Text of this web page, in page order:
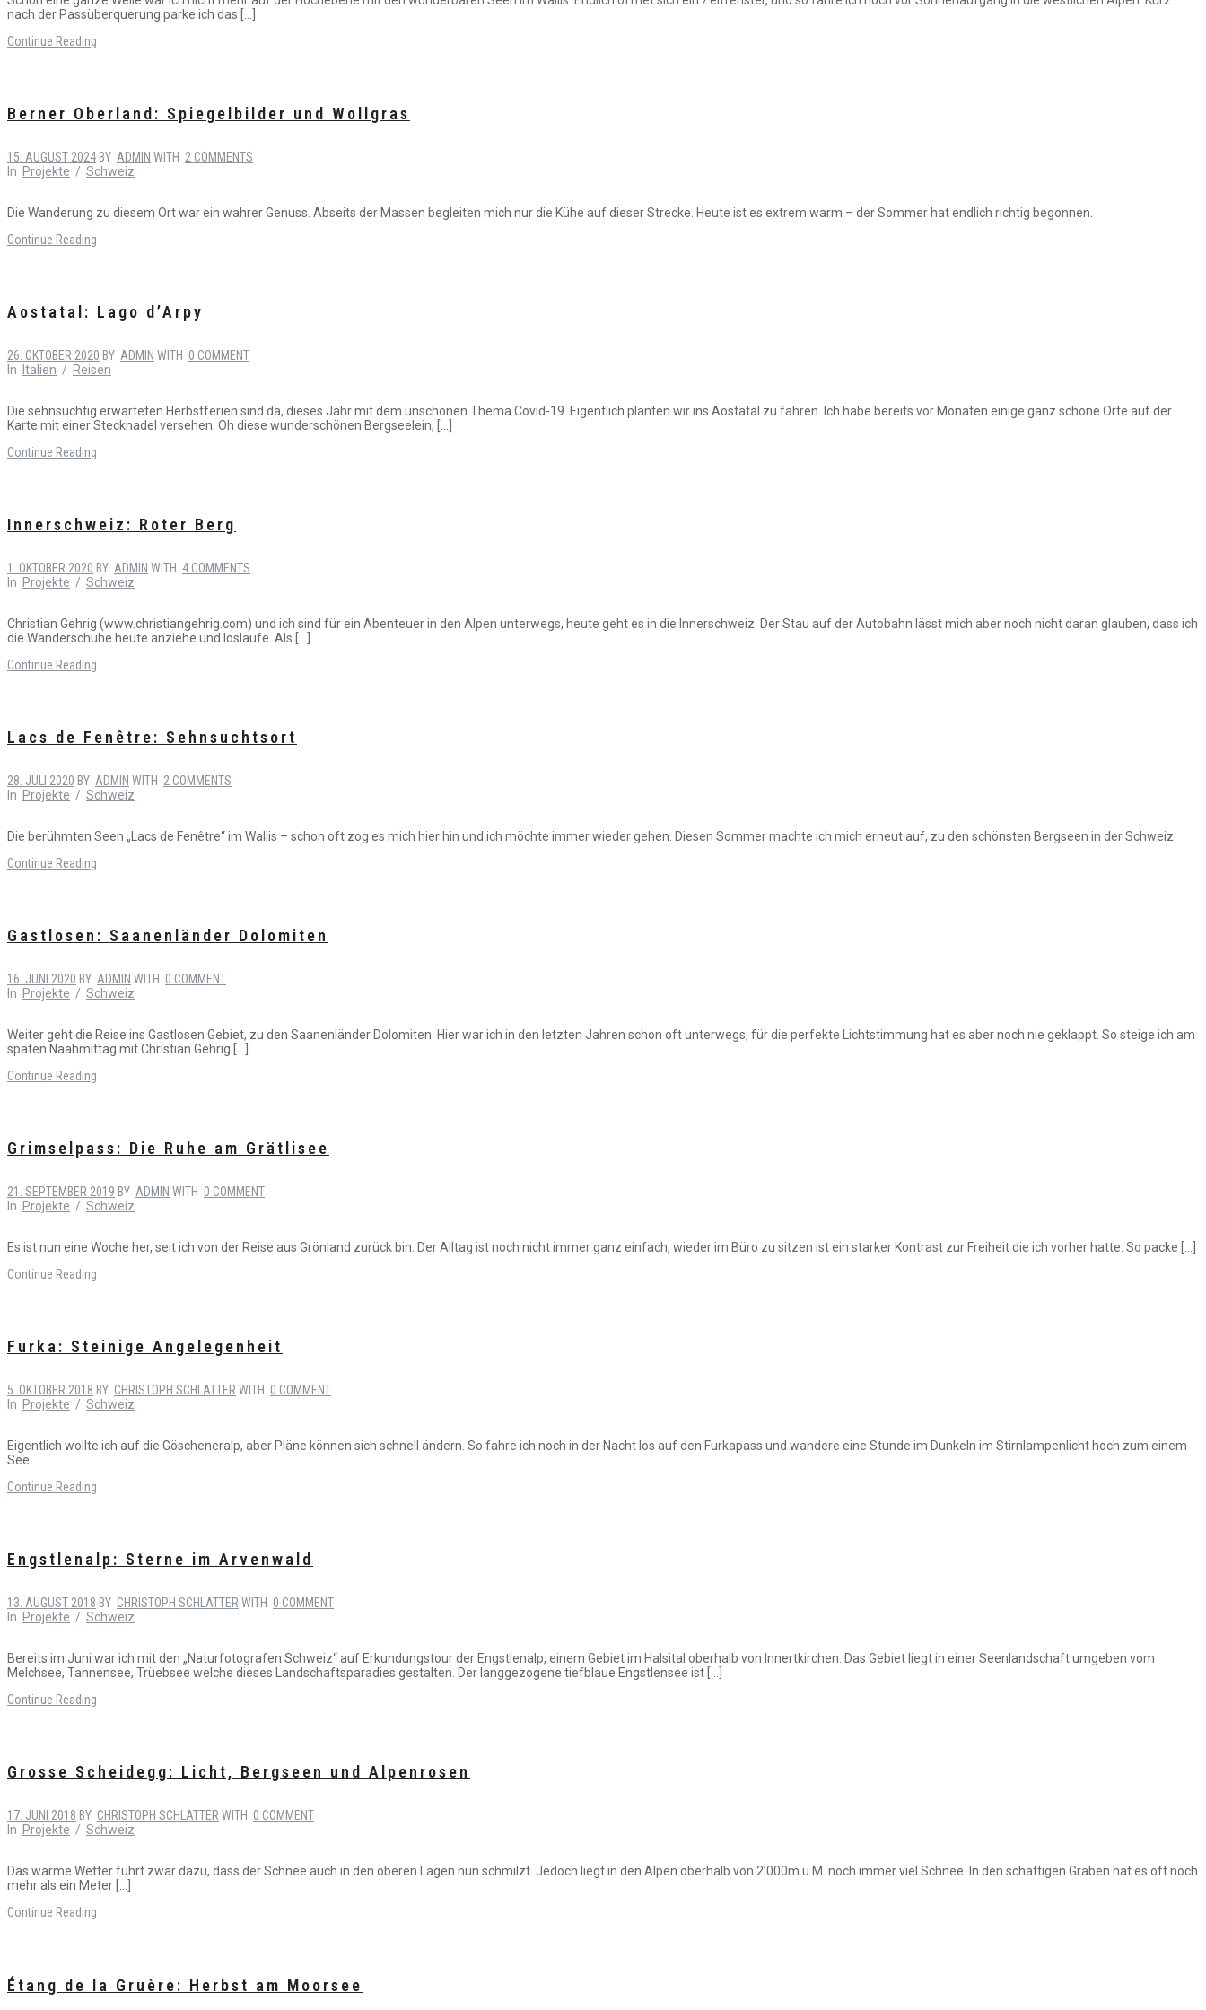
nach der Passüberquerung parke ich das […]
Continue Reading
Berner Oberland: Spiegelbilder und Wollgras
15. AUGUST 2024 BY ADMIN WITH 2 COMMENTS
In Projekte / Schweiz
Die Wanderung zu diesem Ort war ein wahrer Genuss. Abseits der Massen begleiten mich nur die Kühe auf dieser Strecke. Heute ist es extrem warm – der Sommer hat endlich richtig begonnen.
Continue Reading
Aostatal: Lago d’Arpy
26. OKTOBER 2020 BY ADMIN WITH 0 COMMENT
In
Italien / Reisen
Die sehnsüchtig erwarteten Herbstferien sind da, dieses Jahr mit dem unschönen Thema Covid-19. Eigentlich planten wir ins Aostatal zu fahren. Ich habe bereits vor Monaten einige ganz schöne Orte auf der
Karte mit einer Stecknadel versehen. Oh diese wunderschönen Bergseelein, […]
Continue Reading
Innerschweiz: Roter Berg
1. OKTOBER 2020 BY ADMIN WITH 4 COMMENTS
In Projekte / Schweiz
Christian Gehrig (www.christiangehrig.com) und ich sind für ein Abenteuer in den Alpen unterwegs, heute geht es in die Innerschweiz. Der Stau auf der Autobahn lässt mich aber noch nicht daran glauben, dass ich
die Wanderschuhe heute anziehe und loslaufe. Als […]
Continue Reading
Lacs de Fenêtre: Sehnsuchtsort
28. JULI 2020 BY ADMIN WITH 2 COMMENTS
In Projekte / Schweiz
Die berühmten Seen „Lacs de Fenêtre“ im Wallis – schon oft zog es mich hier hin und ich möchte immer wieder gehen. Diesen Sommer machte ich mich erneut auf, zu den schönsten Bergseen in der Schweiz.
Continue Reading
Gastlosen: Saanenländer Dolomiten
16. JUNI 2020 BY ADMIN WITH 0 COMMENT
In Projekte / Schweiz
Weiter geht die Reise ins Gastlosen Gebiet, zu den Saanenländer Dolomiten. Hier war ich in den letzten Jahren schon oft unterwegs, für die perfekte Lichtstimmung hat es aber noch nie geklappt. So steige ich am
späten Naahmittag mit Christian Gehrig […]
Continue Reading
Grimselpass: Die Ruhe am Grätlisee
21. SEPTEMBER 2019 BY ADMIN WITH 0 COMMENT
In Projekte / Schweiz
Es ist nun eine Woche her, seit ich von der Reise aus Grönland zurück bin. Der Alltag ist noch nicht immer ganz einfach, wieder im Büro zu sitzen ist ein starker Kontrast zur Freiheit die ich vorher hatte. So packe […]
Continue Reading
Furka: Steinige Angelegenheit
5. OKTOBER 2018 BY CHRISTOPH SCHLATTER WITH 0 COMMENT
In Projekte / Schweiz
Eigentlich wollte ich auf die Göscheneralp, aber Pläne können sich schnell ändern. So fahre ich noch in der Nacht los auf den Furkapass und wandere eine Stunde im Dunkeln im Stirnlampenlicht hoch zum einem
See.
Continue Reading
Engstlenalp: Sterne im Arvenwald
13. AUGUST 2018 BY CHRISTOPH SCHLATTER WITH 0 COMMENT
In Projekte / Schweiz
Bereits im Juni war ich mit den „Naturfotografen Schweiz“ auf Erkundungstour der Engstlenalp, einem Gebiet im Halsital oberhalb von Innertkirchen. Das Gebiet liegt in einer Seenlandschaft umgeben vom
Melchsee, Tannensee, Trüebsee welche dieses Landschaftsparadies gestalten. Der langgezogene tiefblaue Engstlensee ist […]
Continue Reading
Grosse Scheidegg: Licht, Bergseen und Alpenrosen
17. JUNI 2018 BY CHRISTOPH SCHLATTER WITH 0 COMMENT
In Projekte / Schweiz
Das warme Wetter führt zwar dazu, dass der Schnee auch in den oberen Lagen nun schmilzt. Jedoch liegt in den Alpen oberhalb von 2’000m.ü.M. noch immer viel Schnee. In den schattigen Gräben hat es oft noch
mehr als ein Meter […]
Continue Reading
Étang de la Gruère: Herbst am Moorsee